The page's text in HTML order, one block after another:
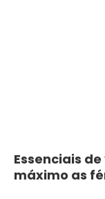
Essenciais
máximo as